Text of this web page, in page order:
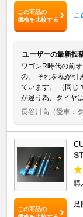
この商品の
価格を比較する
こ
ユーザーの最新投
ワゴンR時代の前
の。 それを私が引
ています。 （同じ
が違う為、タイヤは
長谷川高 （愛車：
この商品の
購
足